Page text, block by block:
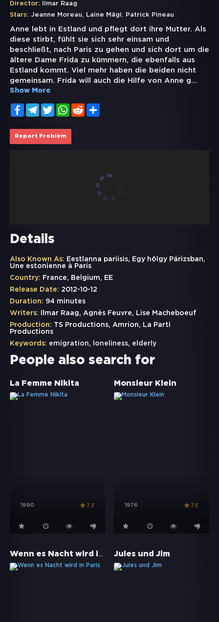
Director: Ilmar Raag
Stars: Jeanne Moreau, Laine Mägi, Patrick Pineau
Anne lebt in Estland und pflegt dort ihre Mutter. Als
diese stirbt, fühlt sie sich sehr einsam und
beschließt, nach Paris zu gehen und sich dort um die
ältere Dame Frida zu kümmern, die ebenfalls aus
Estland kommt. Viel mehr haben die beiden nicht
gemeinsam. Frida will auch die Hilfe von Anne g...
Show More
FacebookTelegramTwitterWhatsApp
Reddit
Report Problem
Details
Also Known As: Eestlanna pariisis, Egy hölgy Párizsban,
Une estonienne à Paris
Country: France, Belgium, EE
Release Date: 2012-10-12
Duration: 94 minutes
Writers: Ilmar Raag, Agnès Feuvre, Lise Macheboeuf
Production: TS Productions, Amrion, La Parti
Productions
Keywords: emigration, loneliness, elderly
People also search for
La Femme Nikita
1990 7.3
Monsieur Klein
1976 7.5
Wenn es Nacht wird in Paris Jules und Jim